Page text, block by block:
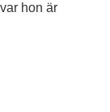
hon är